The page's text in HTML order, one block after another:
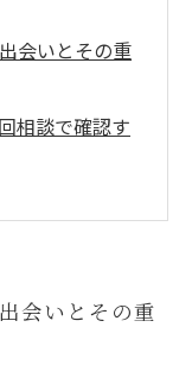
会いとその重
相談で確認す
の真っ最中の
会いとその重